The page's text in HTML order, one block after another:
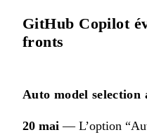
GitHub Copilot
fronts
Auto model selection
20 mai — L’option